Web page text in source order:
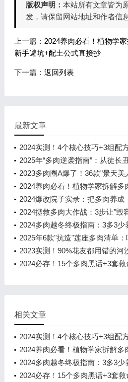
版权声明： 本站所有文章皆为
发，请保留网站地址和作者信息
上一篇： 2024养肉必看！植物学
新手避坑+配土公式直接抄
下一篇： 返回列表
最新文章
2024实测！4个核心技巧+3组配
98%，红粉渐变还带冰淇淋香
2025年“多肉逆袭指南”：从徒长
天蜕变计划
2023多肉圈A爆了！36款"景天
南，新手也能养出彩虹色
2024养肉必看！植物学家拆解多
手避坑+配土公式直接抄
2024爆改院子实录：把多肉养成
通阳台党看完哭了！
2024拯救多肉大作战：3步让"毁
成"小鲜肉"
2024多肉越冬终极指南：3多3
手也能保状态不褪色！
2025年6款"抗造"莲座多肉清单
手也能养出糖心状态
2023实测！90%花友都用错的河
决定多肉生死线！
2024必存！15个多肉黑话+3套
相关文章
2024实测！4个核心技巧+3组配
98%，红粉渐变还带冰淇淋香
2024养肉必看！植物学家拆解多
手避坑+配土公式直接抄
2024多肉越冬终极指南：3多3
手也能保状态不褪色！
2024必存！15个多肉黑话+3套